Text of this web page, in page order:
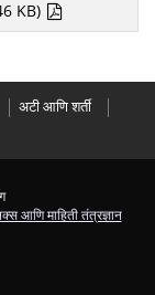
KB)
अटी आणि शर्ती
आणि माहिती तंत्रज्ञान